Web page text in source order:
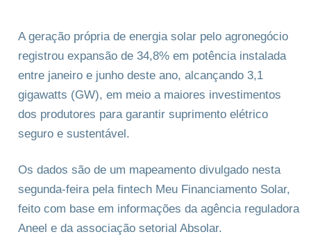
A geração própria de energia solar pelo agronegócio
registrou expansão de 34,8% em potência instalada
entre janeiro e junho deste ano, alcançando 3,1
gigawatts (GW), em meio a maiores investimentos
dos produtores para garantir suprimento elétrico
seguro e sustentável.
Os dados são de um mapeamento divulgado nesta
segunda-feira pela fintech Meu Financiamento Solar,
feito com base em informações da agência reguladora
Aneel e da associação setorial Absolar.